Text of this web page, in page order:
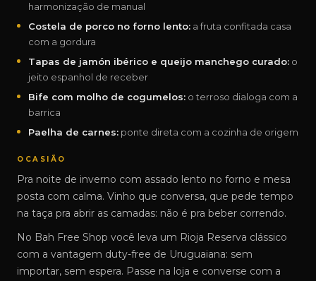
harmonização de manual
Costela de porco no forno lento: a fruta confitada casa
com a gordura
Tapas de jamón ibérico e queijo manchego curado: o
jeito espanhol de receber
Bife com molho de cogumelos: o terroso dialoga com a
barrica
Paelha de carnes: ponte direta com a cozinha de origem
OCASIÃO
Pra noite de inverno com assado lento no forno e mesa
posta com calma. Vinho que conversa, que pede tempo
na taça pra abrir as camadas: não é pra beber correndo.
No Bah Free Shop você leva um Rioja Reserva clássico
com a vantagem duty-free de Uruguaiana: sem
importar, sem espera. Passe na loja e converse com a